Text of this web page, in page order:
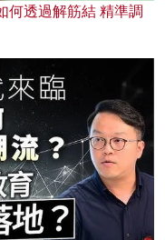
何透過解筋結 精準調